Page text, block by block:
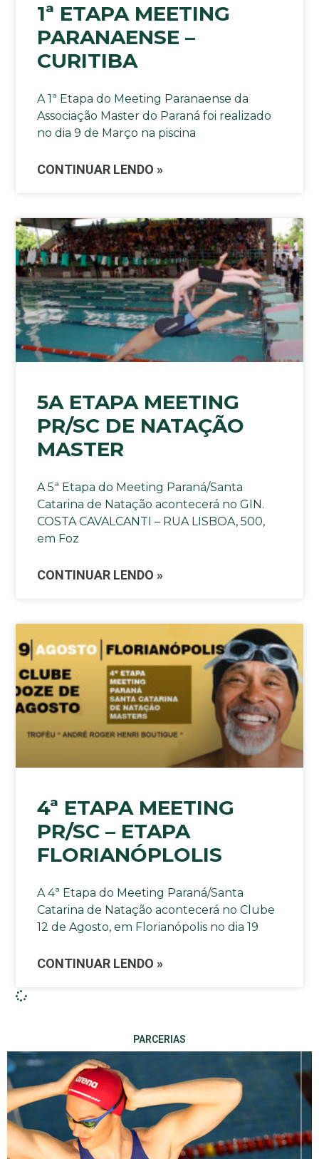
1ª ETAPA MEETING
PARANAENSE –
CURITIBA
A 1ª Etapa do Meeting Paranaense da
Associação Master do Paraná foi realizado
no dia 9 de Março na piscina
CONTINUAR LENDO »
5A ETAPA MEETING
PR/SC DE NATAÇÃO
MASTER
A 5ª Etapa do Meeting Paraná/Santa
Catarina de Natação acontecerá no GIN.
COSTA CAVALCANTI – RUA LISBOA, 500,
em Foz
CONTINUAR LENDO »
4ª ETAPA MEETING
PR/SC – ETAPA
FLORIANÓPLOLIS
A 4ª Etapa do Meeting Paraná/Santa
Catarina de Natação acontecerá no Clube
12 de Agosto, em Florianópolis no dia 19
CONTINUAR LENDO »
PARCERIAS